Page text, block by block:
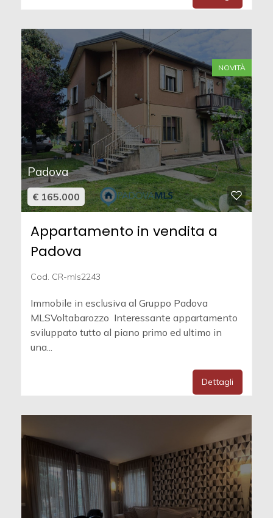
NOVITÀ
Padova
€ 165.000
Appartamento in vendita a
Padova
Cod. CR-mls2243
Immobile in esclusiva al Gruppo Padova
MLSVoltabarozzo  Interessante appartamento
sviluppato tutto al piano primo ed ultimo in
una...
Dettagli